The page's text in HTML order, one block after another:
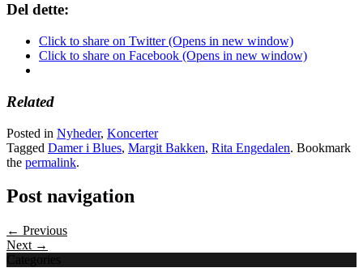
Del dette:
Click to share on Twitter (Opens in new window)
Click to share on Facebook (Opens in new window)
Related
Posted in Nyheder, Koncerter
Tagged Damer i Blues, Margit Bakken, Rita Engedalen. Bookmark
the permalink.
Post navigation
← Previous
Next →
Categories